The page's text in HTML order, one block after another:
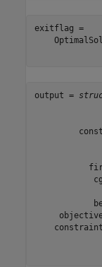
exitflag =
output =